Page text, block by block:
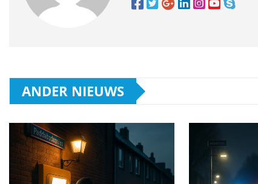
ANDER NIEUWS